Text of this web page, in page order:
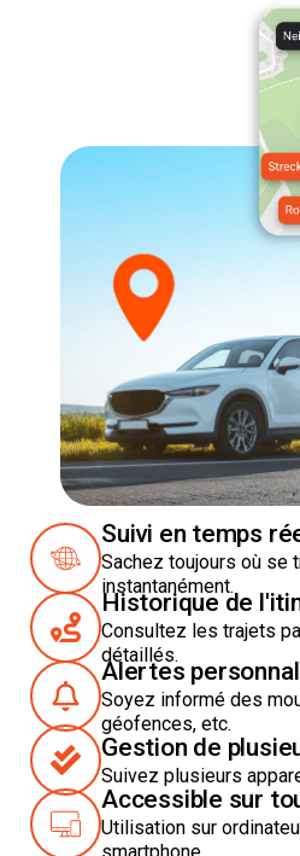
Suivi en temps
Sachez toujours où se
instantanément.
Historique de
Consultez les trajets
détaillés.
Alertes
Soyez informé des
géofences, etc.
Gestion de
Suivez plusieurs
Accessible sur
Utilisation sur
smartphone.